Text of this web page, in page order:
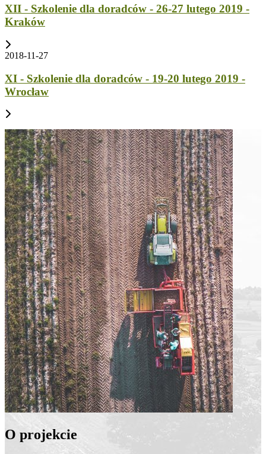
XII - Szkolenie dla doradców - 26-27 lutego 2019 -
Kraków
2018-11-27
XI - Szkolenie dla doradców - 19-20 lutego 2019 -
Wrocław
O projekcie